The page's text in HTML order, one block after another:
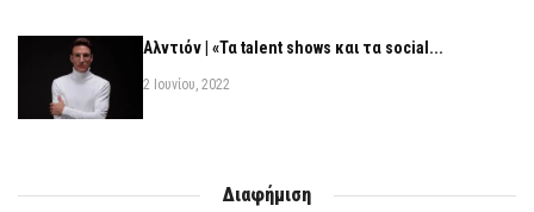
Αλντιόν | «Τα talent shows και τα social...
2 Ιουνίου, 2022
Διαφήμιση